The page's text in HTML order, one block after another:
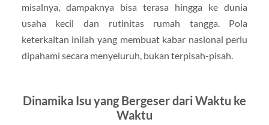
misalnya, dampaknya bisa terasa hingga ke dunia
usaha kecil dan rutinitas rumah tangga. Pola
keterkaitan inilah yang membuat kabar nasional perlu
dipahami secara menyeluruh, bukan terpisah-pisah.
Dinamika Isu yang Bergeser dari Waktu ke
Waktu